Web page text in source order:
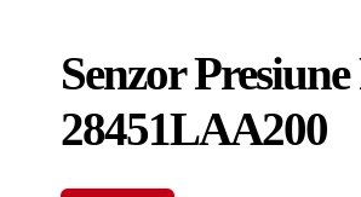
Senzor
28451LAA200